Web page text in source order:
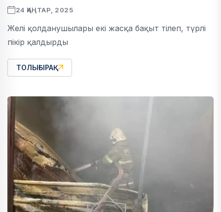
24 ҚАҢТАР, 2025
Желі қолданушылары екі жасқа бақыт тілеп, түрлі
пікір қалдырды
ТОЛЫҒЫРАҚ